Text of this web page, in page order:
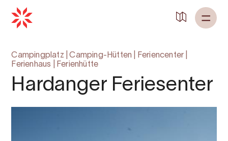
Campingplatz |Camping-Hütten Feriencenter
Ferienhaus
Ferienhütte
Hardanger Feriesenter